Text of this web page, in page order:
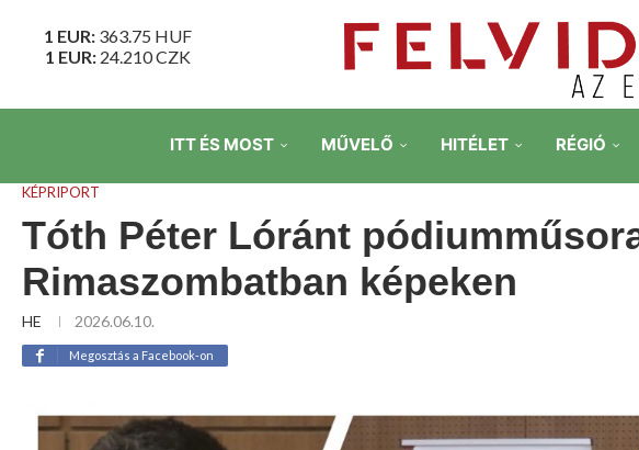
1 EUR: 363.75 HUF
1 EUR: 24.210CZK
ITT ÉS MOST MŰVELŐ HITÉLET RÉGIÓ
KÉPRIPORT
Tóth Péter Lóránt
Rimaszombatban képeken
HE 2026.06.10.
Megosztás a Facebook-on